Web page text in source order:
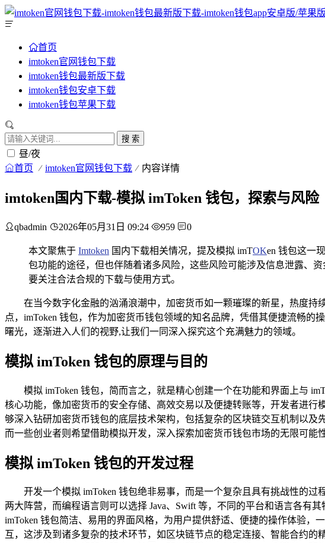
首页
imtoken官网钱包下载
imtoken钱包最新版下载
imtoken钱包安卓下载
imtoken钱包苹果下载
搜 索
昼/夜
首页 imtoken官网钱包下载 内容详情
imtoken国内下载-模拟 imToken 钱包，探索与风险
qbadmin 2026年05月31日 09:24 959 0
本文聚焦于 Imtoken 国内下载相关情况，提及模拟 imTOKen 钱包这一
包功能的途径，但也伴随着诸多风险，这些风险可能涉及信息泄露、
要关注合法合规的下载与使用方式。
在当今数字化金融的汹涌浪潮中，加密货币如一颗璀璨的新星，热度
点，imToken 钱包，作为加密货币钱包领域的知名品牌，凭借其便捷流畅
曙光，逐渐进入人们的视野,让我们一同深入探究这个充满魅力的领域。
模拟 imToken 钱包的原理与目的
模拟 imToken 钱包，简而言之，就是精心创建一个在功能和界面上与
核心功能，像加密货币的安全存储、高效交易以及便捷转账等，开发者进
够深入钻研加密货币钱包的底层技术架构，包括复杂的区块链交互机制以
而一些创业者则希望借助模拟开发，深入探索加密货币钱包市场的无限可能
模拟 imToken 钱包的开发过程
开发一个模拟 imToken 钱包绝非易事，而是一个复杂且具有挑战性的
两大阵营，而编程语言则可以选择 Java、Swift 等，不同的平台和语言各有
imToken 钱包简洁、易用的界面风格，为用户提供舒适、便捷的操作体验
互，这涉及到诸多复杂的技术环节，如区块链节点的稳定连接、智能合约